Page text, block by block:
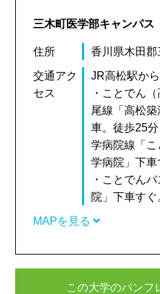
三木町医学部キャンパス
住所 香川県木田
交通アク
セス
JR高松駅から
・ことでん
尾線「高松
車。徒歩25
学病院線「
学病院」下車
・ことでん
院」下車すぐ
MAPを見る
この大学のパンフ